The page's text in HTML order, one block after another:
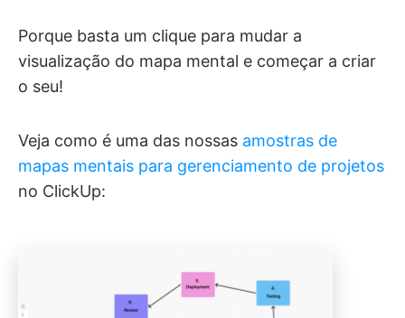
Porque basta um clique para mudar a
visualização do mapa mental e começar a criar
o seu!
Veja como é uma das nossas amostras de
mapas mentais para gerenciamento de projetos
no ClickUp: